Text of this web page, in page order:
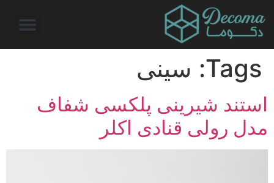
Tags: سینی
استند شیرینی پلکسی شفاف
مدل رولی قنادی اکلر